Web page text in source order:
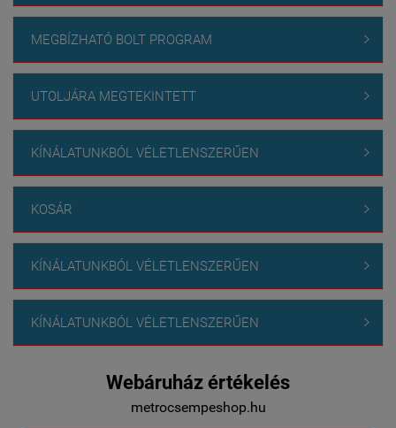
MEGBÍZHATÓ BOLT PROGRAM 
UTOLJÁRA MEGTEKINTETT 
KÍNÁLATUNKBÓL VÉLETLENSZERŰEN 
KOSÁR 
KÍNÁLATUNKBÓL VÉLETLENSZERŰEN 
KÍNÁLATUNKBÓL VÉLETLENSZERŰEN 
Webáruház értékelés
metrocsempeshop.hu